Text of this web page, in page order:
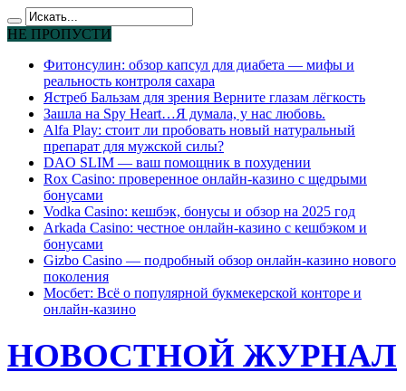
НЕ ПРОПУСТИ
Фитонсулин: обзор капсул для диабета — мифы и
реальность контроля сахара
Ястреб Бальзам для зрения Верните глазам лёгкость
Зашла на Spy Heart…Я думала, у нас любовь.
Alfa Play: стоит ли пробовать новый натуральный
препарат для мужской силы?
DAO SLIM — ваш помощник в похудении
Rox Casino: проверенное онлайн-казино с щедрыми
бонусами
Vodka Casino: кешбэк, бонусы и обзор на 2025 год
Arkada Casino: честное онлайн-казино с кешбэком и
бонусами
Gizbo Casino — подробный обзор онлайн-казино нового
поколения
Мосбет: Всё о популярной букмекерской конторе и
онлайн-казино
НОВОСТНОЙ ЖУРНАЛ